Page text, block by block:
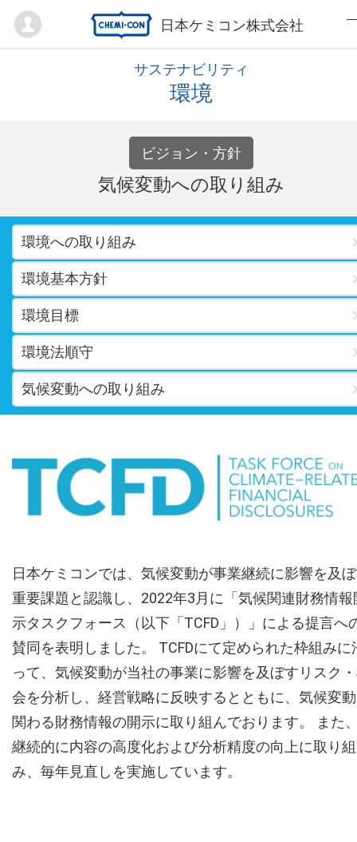
日本ケミコン株式会社
Mypage
サステナビリティ
環境
ビジョン・方針
気候変動への取り組み
環境への取り組み
環境基本方針
環境目標
環境法順守
気候変動への取り組み
日本ケミコンでは、気候変動が事業継続に影響を及
重要課題と認識し、2022年3月に「気候関連財務情報
示タスクフォース（以下「TCFD」）」による提言へ
賛同を表明しました。 TCFDにて定められた枠組みに
って、気候変動が当社の事業に影響を及ぼすリスク
会を分析し、経営戦略に反映するとともに、気候変
関わる財務情報の開示に取り組んでおります。 また
継続的に内容の高度化および分析精度の向上に取り組
み、毎年見直しを実施しています。